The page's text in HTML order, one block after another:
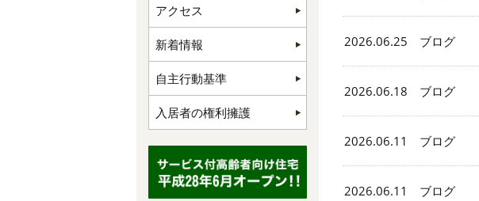
2026.06.25 ブログ
2026.06.18 ブログ
2026.06.11 ブログ
2026.06.11 ブログ
アクセス
新着情報
自主行動基準
入居者の権利擁護